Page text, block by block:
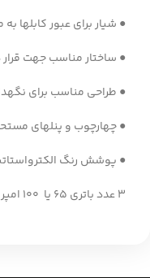
● شیار برای عبور کابلها
● ساختار مناسب جهت
● طراحی مناسب برای
● چهارچوب و پنلهای
● پوشش رنگ
3 عدد باتری 65 یا 100 امپر ساعت